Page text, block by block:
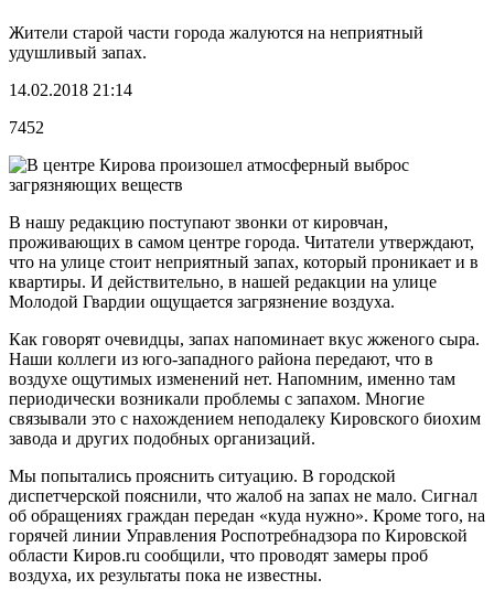
Жители старой части города жалуются на неприятный
удушливый запах.
14.02.2018 21:14
7452
В нашу редакцию поступают звонки от кировчан,
проживающих в самом центре города. Читатели утверждают,
что на улице стоит неприятный запах, который проникает и в
квартиры. И действительно, в нашей редакции на улице
Молодой Гвардии ощущается загрязнение воздуха.
Как говорят очевидцы, запах напоминает вкус жженого сыра.
Наши коллеги из юго-западного района передают, что в
воздухе ощутимых изменений нет. Напомним, именно там
периодически возникали проблемы с запахом. Многие
связывали это с нахождением неподалеку Кировского биохим
завода и других подобных организаций.
Мы попытались прояснить ситуацию. В городской
диспетчерской пояснили, что жалоб на запах не мало. Сигнал
об обращениях граждан передан «куда нужно». Кроме того, на
горячей линии Управления Роспотребнадзора по Кировской
области Киров.ru сообщили, что проводят замеры проб
воздуха, их результаты пока не известны.